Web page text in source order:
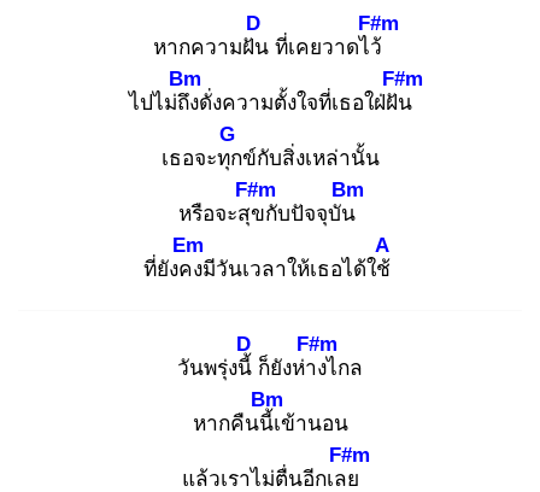
หากความฝัน
D
ที่เคยวาดไว้
F#m
ไปไม่ถึง
Bm
ดั่งความตั้งใจที่เธอใฝ่ฝัน
F#m
เธอจะทุก
G
ข์กับสิ่งเหล่านั้น
หรือจะสุข
F#m
กับปัจจุบัน
Bm
ที่ยังคง
Em
มีวันเวลาให้เธอได้ใช้
A
วันพรุ่งนี้
D
ก็ยังห่าง
F#m
ไกล
หากคืนนี้เ
Bm
ข้านอน
แล้วเราไม่ตื่นอีกเลย
F#m